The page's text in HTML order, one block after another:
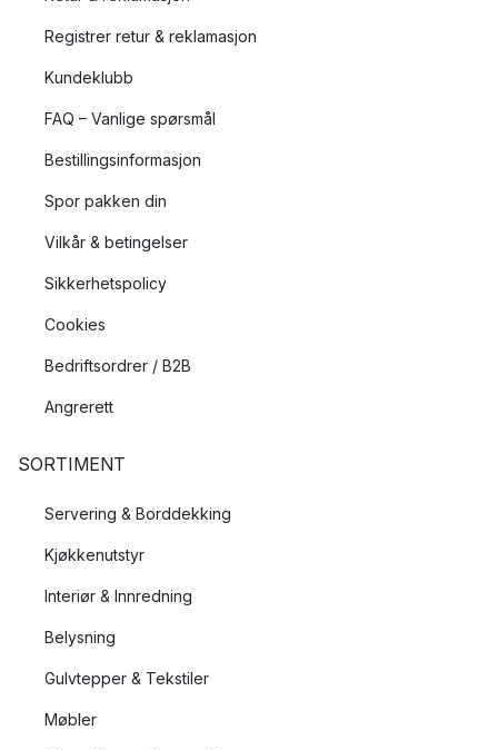
Registrer retur & reklamasjon
Kundeklubb
FAQ – Vanlige spørsmål
Bestillingsinformasjon
Spor pakken din
Vilkår & betingelser
Sikkerhetspolicy
Cookies
Bedriftsordrer / B2B
Angrerett
SORTIMENT
Servering & Borddekking
Kjøkkenutstyr
Interiør & Innredning
Belysning
Gulvtepper & Tekstiler
Møbler